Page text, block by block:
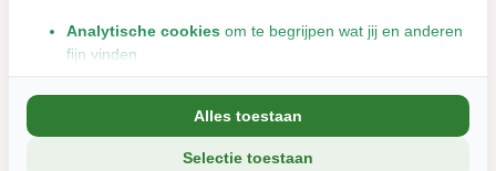
Productinformatie
Beaphar Anti-Myiasis
Huidspray voor preventief gebruik
Werkzame stof: Ivermectine 0.05%
Analytische cookies om te begrijpen wat jij en anderen
fijn vinden.
Marketingcookiesom jou relevante informatie en
aanbiedingen te tonen.
We delen soms gegevens met partners (zoals social media en
Selectie toestaan
Alles toestaan